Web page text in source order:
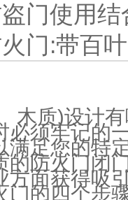
门使用
门:带百
木质)设计
必须牢记的
满足您的特
的防火门闭
方面获得吸
门的四个步